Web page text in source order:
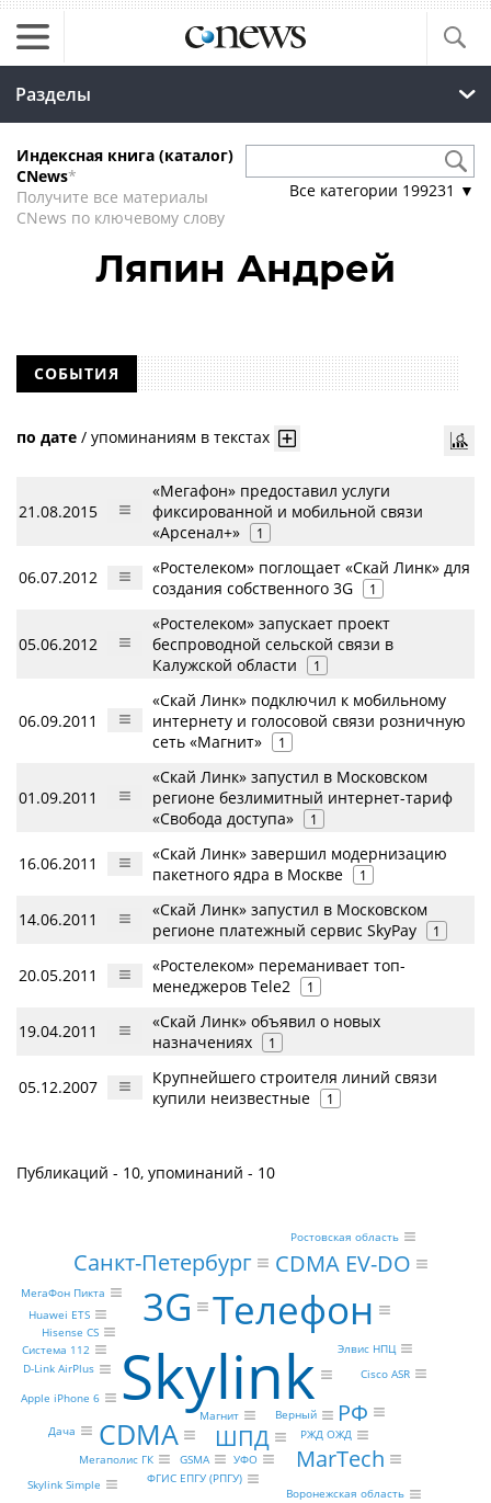
Разделы
Индексная книга (каталог)
CNews*
Получите все материалы
CNews по ключевому слову
Все категории 199231 ▼
Ляпин Андрей
СОБЫТИЯ
по дате / упоминаниям в текстах
21.08.2015
«Мегафон» предоставил услуги
фиксированной и мобильной связи
«Арсенал+»
1
06.07.2012
«Ростелеком» поглощает «Скай Линк» для
создания собственного 3G
1
05.06.2012
«Ростелеком» запускает проект
беспроводной сельской связи в
Калужской области
1
06.09.2011
«Скай Линк» подключил к мобильному
интернету и голосовой связи розничную
сеть «Магнит»
1
01.09.2011
«Скай Линк» запустил в Московском
регионе безлимитный интернет-тариф
«Свобода доступа»
1
16.06.2011
«Скай Линк» завершил модернизацию
пакетного ядра в Москве
1
14.06.2011
«Скай Линк» запустил в Московском
регионе платежный сервис SkyPay
1
20.05.2011
«Ростелеком» переманивает топ-
менеджеров Tele2
1
19.04.2011
«Скай Линк» объявил о новых
назначениях
1
05.12.2007
Крупнейшего строителя линий связи
купили неизвестные
1
Публикаций - 10, упоминаний - 10
Skylink
Телефон
3G
CDMA ШПД
MarTech
CDMA EV-DO
РФ
Санкт-Петербург
РЖД ОЖД
Магнит
Мегаполис ГК
Верный
МегаФон Пикта
GSMA
Huawei ETS
Hisense CS
Skylink Simple
D-Link AirPlus
ФГИС ЕПГУ (РПГУ)
Apple iPhone 6
Система 112
Cisco ASR
Элвис НПЦ
Ростовская область
УФО
Воронежская область
Дача